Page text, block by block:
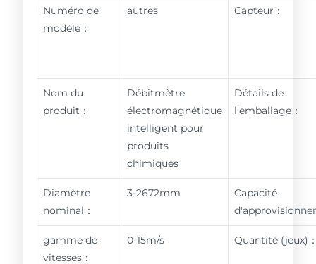
Numéro de
modèle：
autres Capteur：
Nom du
produit：
Débitmètre
électromagnétique
intelligent pour
produits
chimiques
Détails de
l'emballage：
Diamètre
nominal：
3-2672mm
Capacité
gamme de
vitesses：
0-15m/s Quantité (jeux)